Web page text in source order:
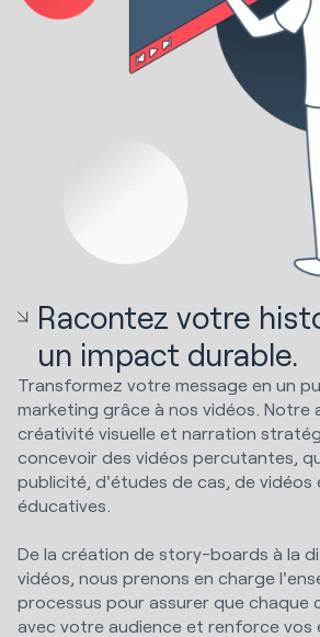
Racontez votre
un impact durable.
Transformez votre message en un
marketing grâce à nos vidéos. Notre
créativité visuelle et narration
concevoir des vidéos percutantes,
publicité, d'études de cas, de vidéos
éducatives.
De la création de story-boards à la
vidéos, nous prenons en charge
processus pour assurer que chaque
avec votre audience et renforce vos